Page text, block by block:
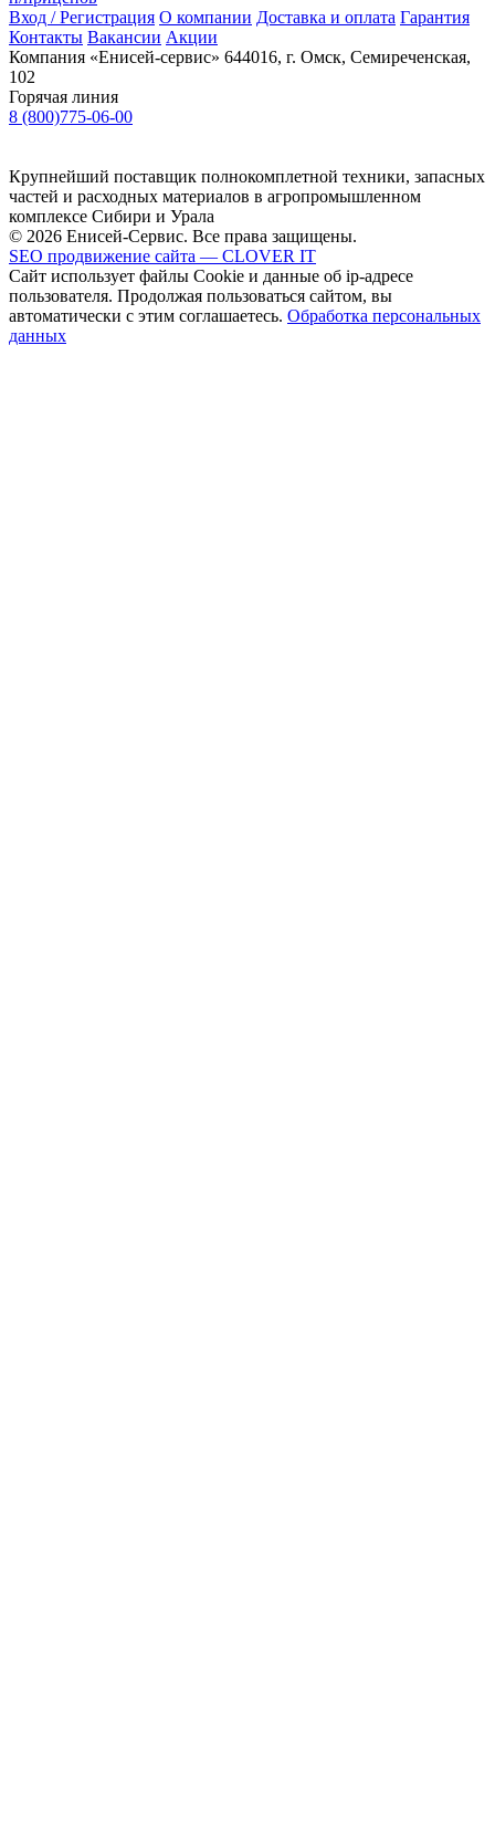
Вход / Регистрация О компании Доставка и оплата Гарантия
Контакты Вакансии Акции
Компания «Енисей-сервис» 644016, г. Омск, Семиреченская,
102
Горячая линия
8 (800)775-06-00
Крупнейший поставщик полнокомплетной техники, запасных
частей и расходных материалов в агропромышленном
комплексе Сибири и Урала
© 2026 Енисей-Сервис. Все права защищены.
SEO продвижение сайта — CLOVER IT
Сайт использует файлы Cookie и данные об ip-адресе
пользователя. Продолжая пользоваться сайтом, вы
автоматически с этим соглашаетесь. Обработка персональных
данных